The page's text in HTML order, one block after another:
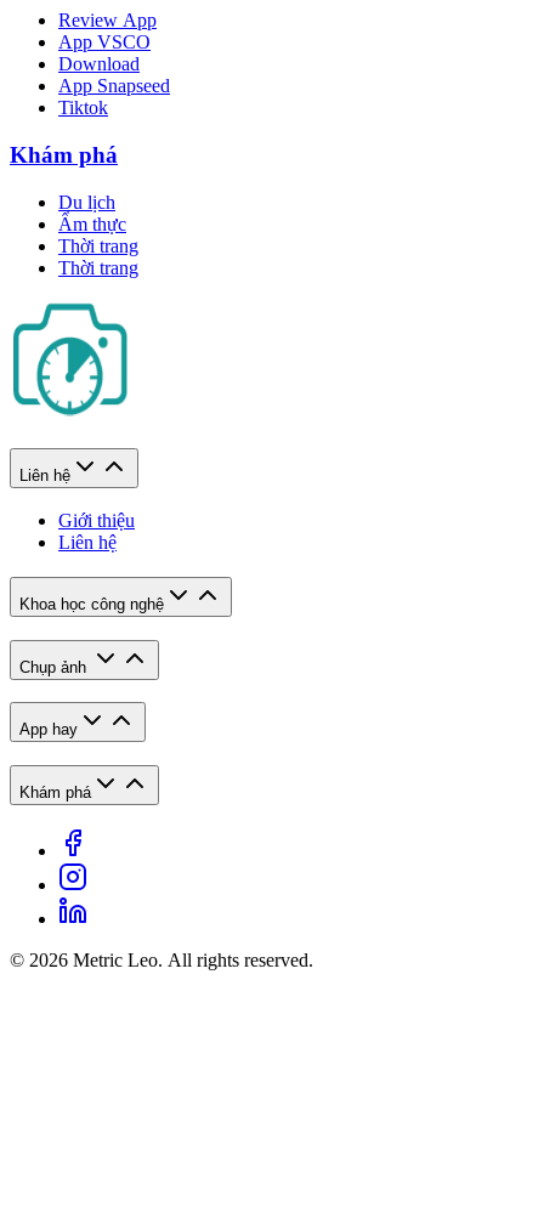
Review App
App VSCO
Download
App Snapseed
Tiktok
Khám phá
Du lịch
Ẩm thực
Thời trang
Thời trang
Liên hệ
Giới thiệu
Liên hệ
Khoa học công nghệ
Chụp ảnh
App hay
Khám phá
© 2026 Metric Leo. All rights reserved.